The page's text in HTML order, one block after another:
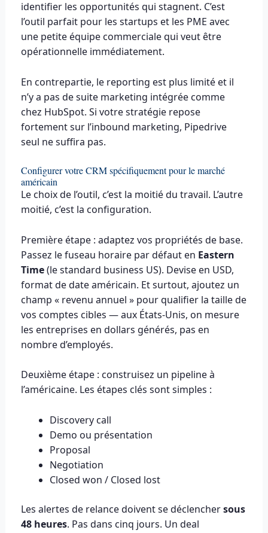
identifier les opportunités qui stagnent. C’est
l’outil parfait pour les startups et les PME avec
une petite équipe commerciale qui veut être
opérationnelle immédiatement.
En contrepartie, le reporting est plus limité et il
n’y a pas de suite marketing intégrée comme
chez HubSpot. Si votre stratégie repose
fortement sur l’inbound marketing, Pipedrive
seul ne suffira pas.
Configurer votre CRM spécifiquement pour le marché
américain
Le choix de l’outil, c’est la moitié du travail. L’autre
moitié, c’est la configuration.
Première étape : adaptez vos propriétés de base.
Passez le fuseau horaire par défaut en Eastern
Time(le standard business US). Devise en USD,
format de date américain. Et surtout, ajoutez un
champ « revenu annuel » pour qualifier la taille de
vos comptes cibles — aux États-Unis, on mesure
les entreprises en dollars générés, pas en
nombre d’employés.
Deuxième étape : construisez un pipeline à
l’américaine. Les étapes clés sont simples :
Discovery call
Demo ou présentation
Proposal
Negotiation
Closed won / Closed lost
Les alertes de relance doivent se déclenchersous
48 heures. Pas dans cinq jours. Un deal